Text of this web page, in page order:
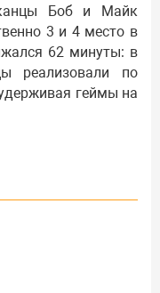
Боб и Майк
3 и 4 место в
62 минуты: в
реализовали по
геймы на